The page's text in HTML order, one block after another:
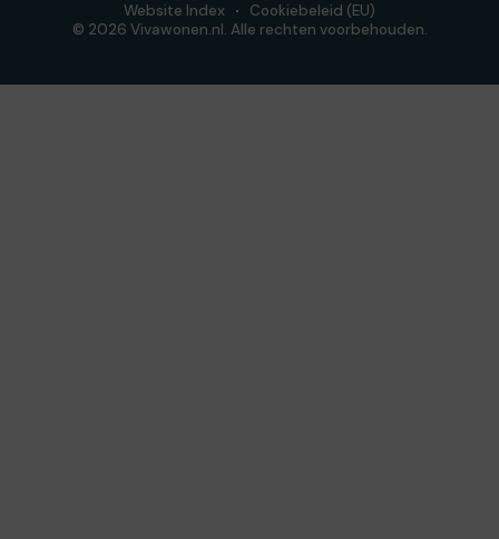
© 2026 Vivawonen.nl. Alle rechten voorbehouden.
Website Index Cookiebeleid (EU)